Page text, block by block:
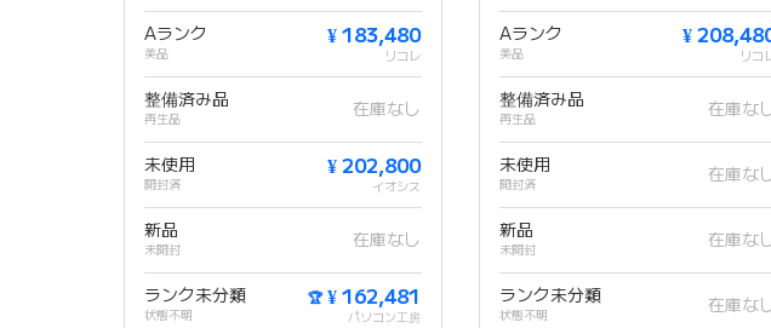
Aランク
美品
¥ 183,480
リコレ
整備済み品
再生品 在庫なし
未使用
開封済
¥ 202,800
イオシス
新品
未開封 在庫なし
ランク未分類
状態不明
🏆 ¥ 162,481
パソコン工房
Aランク
美品
¥
リコ
整備済み品
再生品 在庫な
未使用
開封済 在庫な
新品
未開封 在庫な
ランク未分類
状態不明 在庫な